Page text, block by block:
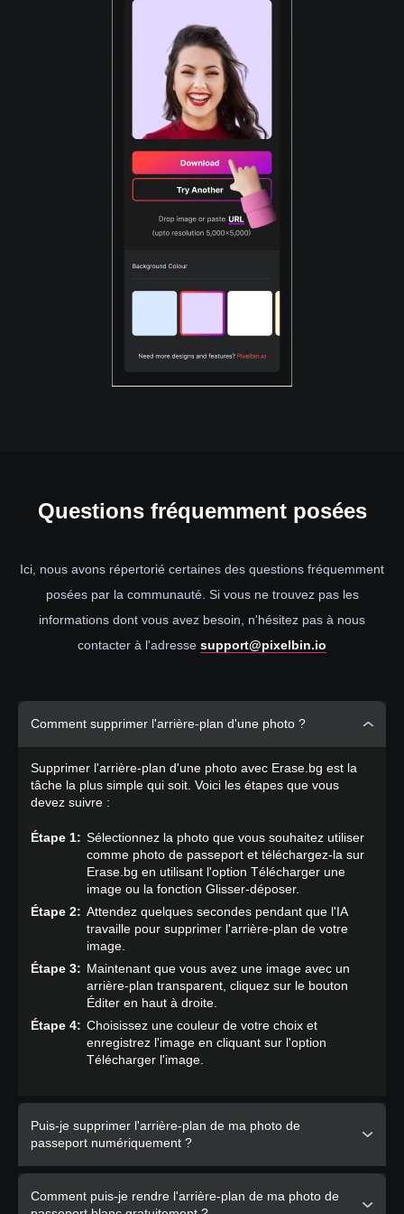
Questionsfréquemment posées
Ici, nous avons répertorié certaines des questions fréquemment
posées par la communauté. Si vous ne trouvez pas les
informations dont vous avez besoin, n'hésitez pas à nous
contacter à l'adresse support@pixelbin.io
Comment supprimer l'arrière-plan d'une photo ?
Supprimer l'arrière-plan d'une photo avec Erase.bg est la
tâche la plus simple qui soit. Voici les étapes que vous
devez suivre :
Étape 1: Sélectionnez la photo que vous souhaitez utiliser
comme photo de passeport et téléchargez-la sur
Erase.bg en utilisant l'option Télécharger une
image ou la fonction Glisser-déposer.
Étape 2: Attendez quelques secondes pendant que l'IA
travaille pour supprimer l'arrière-plan de votre
image.
Étape 3: Maintenant que vous avez une image avec un
arrière-plan transparent, cliquez sur le bouton
Éditer en haut à droite.
Étape 4: Choisissez une couleur de votre choix et
enregistrez l'image en cliquant sur l'option
Télécharger l'image.
Puis-je supprimer l'arrière-plan de ma photo de
passeport numériquement ?
de votre photo de passeport en moins de cinq secondes en
Comment puis-je rendre l'arrière-plan de ma photo de